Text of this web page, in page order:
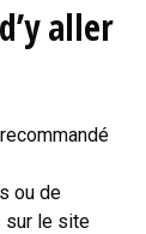
aller
ou de
sur le site